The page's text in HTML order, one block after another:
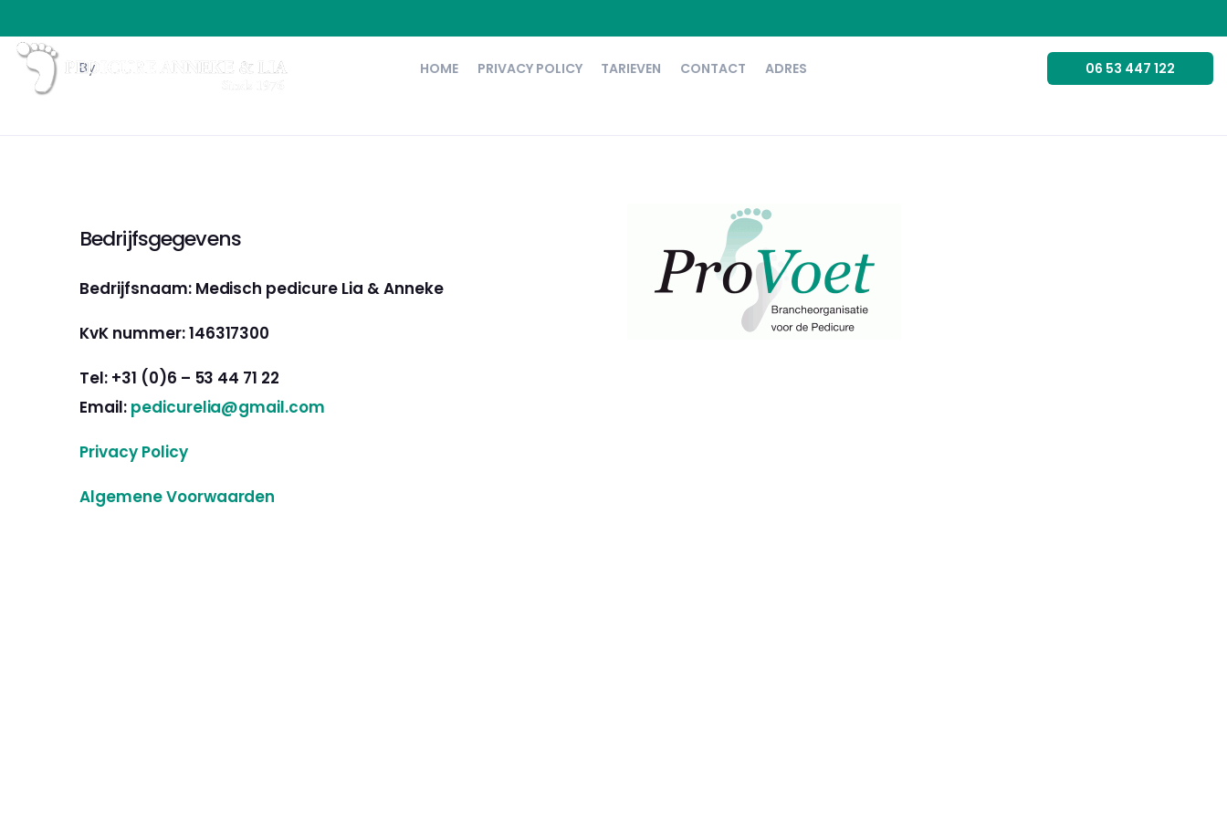
HOME PRIVACY POLICY TARIEVEN CONTACT ADRES 06 53 447 122
By
Bedrijfsgegevens
Bedrijfsnaam: Medisch pedicure Lia & Anneke
KvK nummer: 146317300
Tel: +31 (0)6 – 53 44 71 22
Email: pedicurelia@gmail.com
Privacy Policy
Algemene Voorwaarden